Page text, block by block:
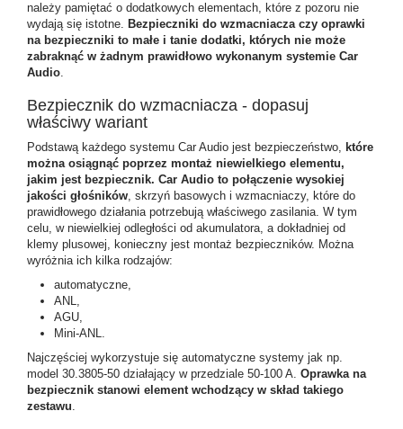
należy pamiętać o dodatkowych elementach, które z pozoru nie
wydają się istotne. Bezpieczniki do wzmacniacza czy oprawki
na bezpieczniki to małe i tanie dodatki, których nie może
zabraknąć w żadnym prawidłowo wykonanym systemie Car
Audio.
Bezpiecznik do wzmacniacza - dopasuj
właściwy wariant
Podstawą każdego systemu Car Audio jest bezpieczeństwo, które
można osiągnąć poprzez montaż niewielkiego elementu,
jakim jest bezpiecznik. Car Audio to połączenie wysokiej
jakości głośników, skrzyń basowych i wzmacniaczy, które do
prawidłowego działania potrzebują właściwego zasilania. W tym
celu, w niewielkiej odległości od akumulatora, a dokładniej od
klemy plusowej, konieczny jest montaż bezpieczników. Można
wyróżnia ich kilka rodzajów:
automatyczne,
ANL,
AGU,
Mini-ANL.
Najczęściej wykorzystuje się automatyczne systemy jak np.
model 30.3805-50 działający w przedziale 50-100 A. Oprawka na
bezpiecznik stanowi element wchodzący w skład takiego
zestawu.